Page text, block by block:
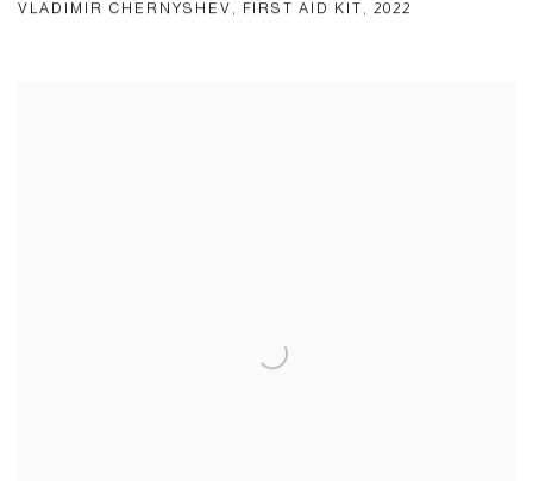
VLADIMIR CHERNYSHEV , FIRST AID KIT ,2022